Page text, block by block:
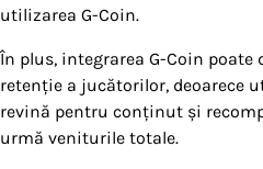
utilizarea G-Coin.
În plus, integrarea G-Coin
retenție a jucătorilor, deoarece
revină pentru conținut și
urmă veniturile totale.